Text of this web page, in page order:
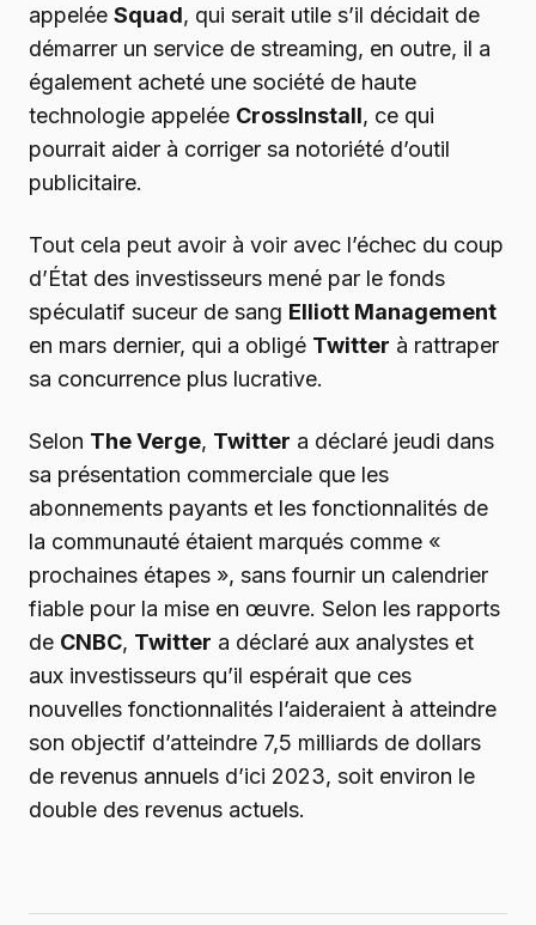
appelée Squad, qui serait utile s’il décidait de
démarrer un service de streaming, en outre, il a
également acheté une société de haute
technologie appelée CrossInstall, ce qui
pourrait aider à corriger sa notoriété d’outil
publicitaire.
Tout cela peut avoir à voir avec l’échec du coup
d’État des investisseurs mené par le fonds
spéculatif suceur de sang Elliott Management
en mars dernier, qui a obligé Twitter à rattraper
sa concurrence plus lucrative.
Selon The Verge, Twitter a déclaré jeudi dans
sa présentation commerciale que les
abonnements payants et les fonctionnalités de
la communauté étaient marqués comme «
prochaines étapes », sans fournir un calendrier
fiable pour la mise en œuvre. Selon les rapports
de CNBC, Twitter a déclaré aux analystes et
aux investisseurs qu’il espérait que ces
nouvelles fonctionnalités l’aideraient à atteindre
son objectif d’atteindre 7,5 milliards de dollars
de revenus annuels d’ici 2023, soit environ le
double des revenus actuels.